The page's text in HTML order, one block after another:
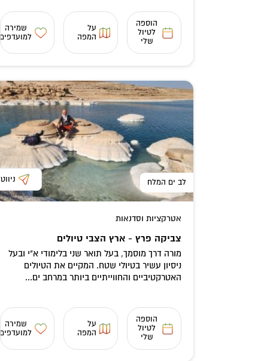
הוספה
לטיול
שלי
על
המפה
שמירה
למועדפים
לב ים המלח ניווט
אטרקציות וסדנאות
צביקה פרץ - ארץ הצבי טיולים
מורה דרך מוסמך, בעל תואר שני בלימודי א"י ובעל
ניסיון עשיר בטיולי שטח. המקיים את הטיולים
האטרקטיביים והחווייתיים ביותר במרחב ים...
הוספה
לטיול
שלי
על
המפה
שמירה
למועדפים